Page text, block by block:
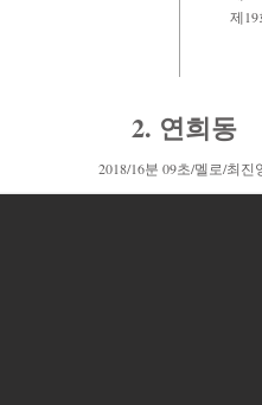
제
2. 연희동
2018/16분 09초/멜로/최진